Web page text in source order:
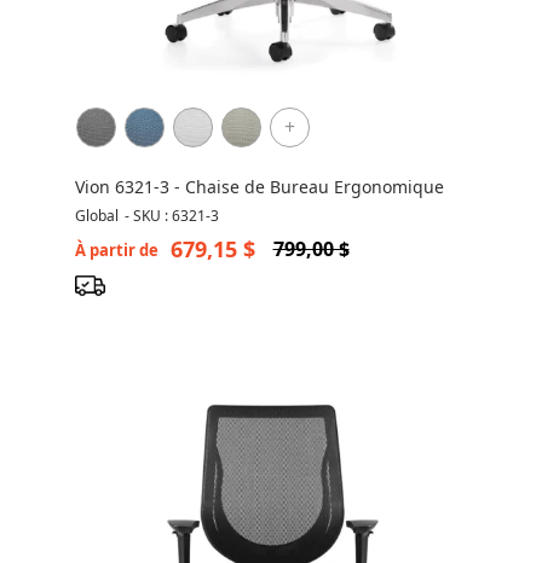
+
Vion 6321-3 - Chaise de Bureau Ergonomique
Global -SKU : 6321-3
À partir de 679,15 $ 799,00 $